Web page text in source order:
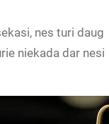
nes turi daug
niekada dar nesi